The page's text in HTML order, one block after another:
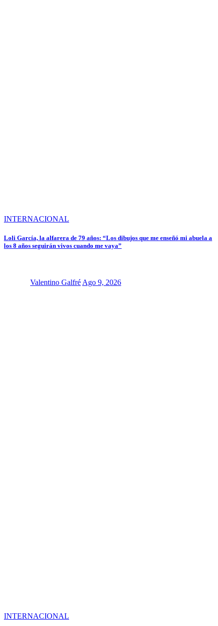
INTERNACIONAL
Loli García, la alfarera de 79 años: “Los dibujos que me enseñó mi abuela a
los 8 años seguirán vivos cuando me vaya”
Valentino Galfré Ago 9, 2026
INTERNACIONAL